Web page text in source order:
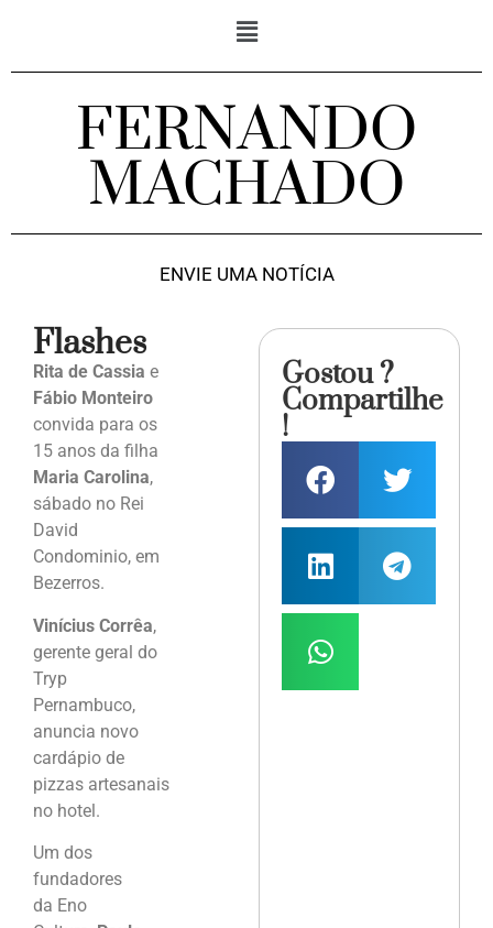
FERNANDO
MACHADO
ENVIE UMA NOTÍCIA
Flashes
Rita de Cassia e
Fábio Monteiro
convida para os
15 anos da filha
Maria Carolina,
sábado no Rei
David
Condominio, em
Bezerros.
Vinícius Corrêa,
gerente geral do
Tryp
Pernambuco,
anuncia novo
cardápio de
pizzas artesanais
no hotel.
Um dos
fundadores
da Eno
Gostou ?
Compartilhe
!